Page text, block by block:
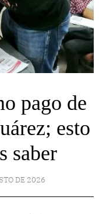
pago de
esto
saber
DE 2026